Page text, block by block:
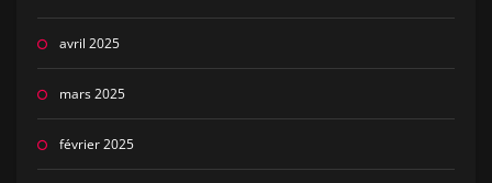
avril 2025
mars 2025
février 2025